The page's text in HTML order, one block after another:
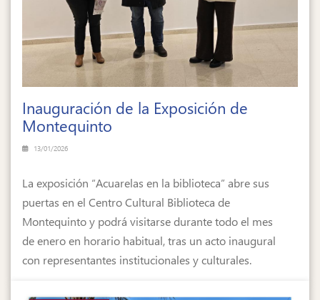
Inauguración de la Exposición de
Montequinto
13/01/2026
La exposición “Acuarelas en la biblioteca” abre sus
puertas en el Centro Cultural Biblioteca de
Montequinto y podrá visitarse durante todo el mes
de enero en horario habitual, tras un acto inaugural
con representantes institucionales y culturales.